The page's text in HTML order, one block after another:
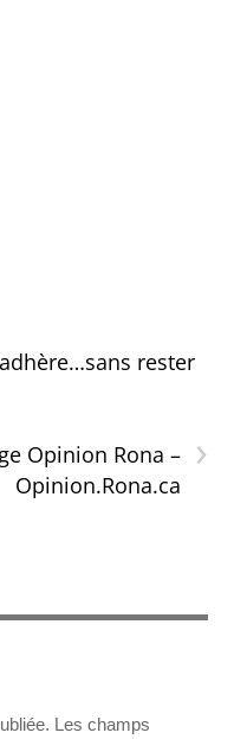
rester
›
Opinion Rona –
Opinion.Rona.ca
Les champs